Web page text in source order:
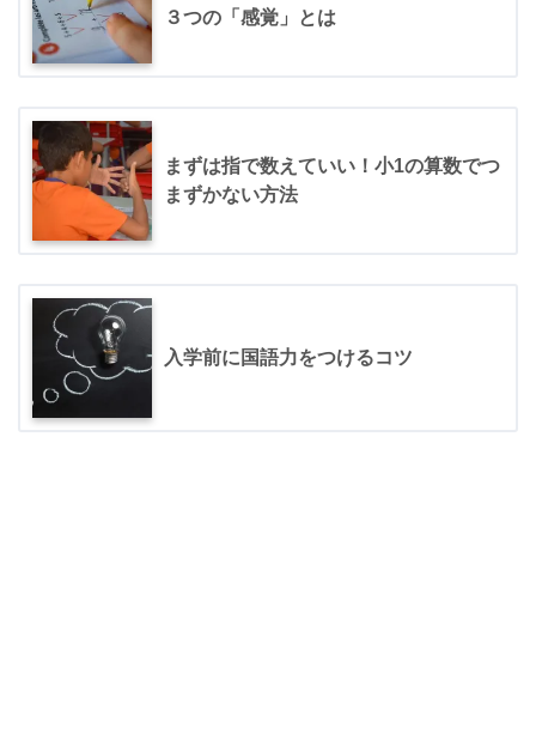
３つの「感覚」とは
まずは指で数えていい！小1の算数でつ
まずかない方法
入学前に国語力をつけるコツ